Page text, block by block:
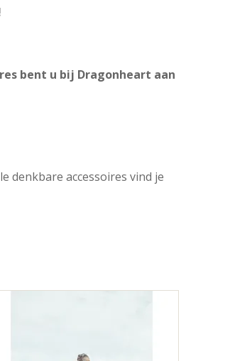
bent u bij Dragonheart aan
denkbare accessoires vind je